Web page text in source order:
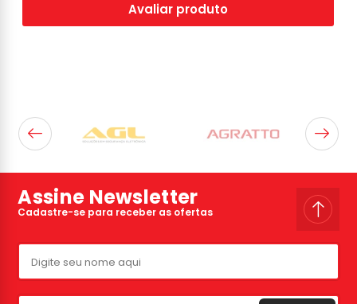
Avaliar produto
Assine Newsletter
Cadastre-se para receber as ofertas